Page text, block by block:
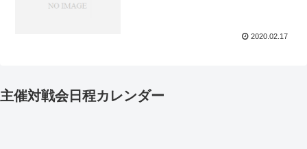
2020.02.17
主催対戦会日程カレンダー